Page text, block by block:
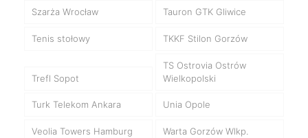
Szarża Wrocław Tauron GTK Gliwice
Tenis stołowy TKKF Stilon Gorzów
Trefl Sopot
TS Ostrovia Ostrów
Wielkopolski
Turk Telekom Ankara Unia Opole
Veolia Towers Hamburg Warta Gorzów Wlkp.